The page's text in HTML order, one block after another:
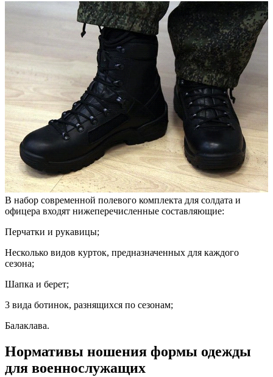
В набор современной полевого комплекта для солдата и
офицера входят нижеперечисленные составляющие:
Перчатки и рукавицы;
Несколько видов курток, предназначенных для каждого
сезона;
Шапка и берет;
3 вида ботинок, разнящихся по сезонам;
Балаклава.
Нормативы ношения формы одежды
для военнослужащих